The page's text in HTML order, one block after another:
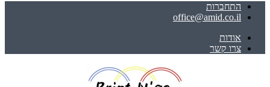
התחברות
office@amid.co.il
אודות
צרו קשר